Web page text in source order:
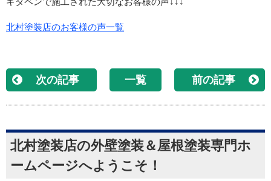
北村塗装店のお客様の声一覧
次の記事 一覧 前の記事
北村塗装店の外壁塗装＆屋根塗装専門ホ
ームページへようこそ！